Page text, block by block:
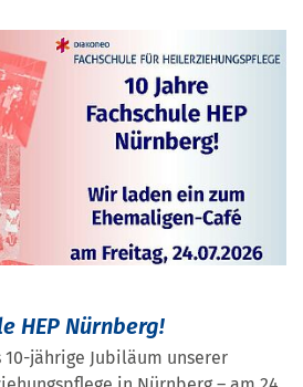
HEP Nürnberg!
jährige Jubiläum unserer